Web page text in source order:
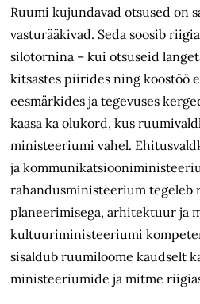
Ruumi kujundavad otsused on
vasturääkivad. Seda soosib
silotornina – kui otsuseid
kitsastes piirides ning koostöö
eesmärkides ja tegevuses
kaasa ka olukord, kus
ministeeriumi vahel.
ja
rahandusministeerium tegeleb
planeerimisega, arhitektuur ja
kultuuriministeeriumi
sisaldub ruumiloome kaudselt
ministeeriumide ja mitme